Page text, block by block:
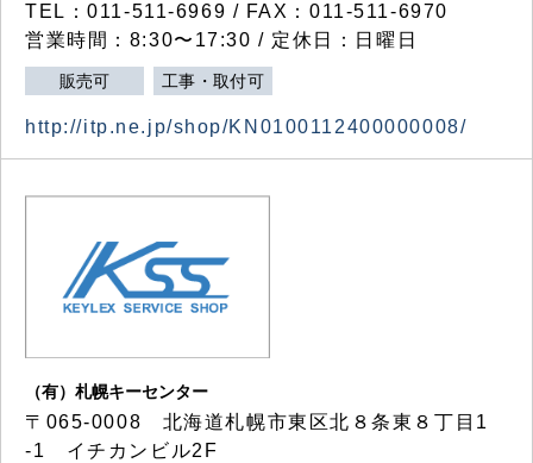
TEL：011-511-6969 / FAX：011-511-6970
営業時間：8:30〜17:30 / 定休日：日曜日
販売可 工事・取付可
http://itp.ne.jp/shop/KN0100112400000008/
（有）札幌キーセンター
〒065-0008 北海道札幌市東区北８条東８丁目1
-1 イチカンビル2F